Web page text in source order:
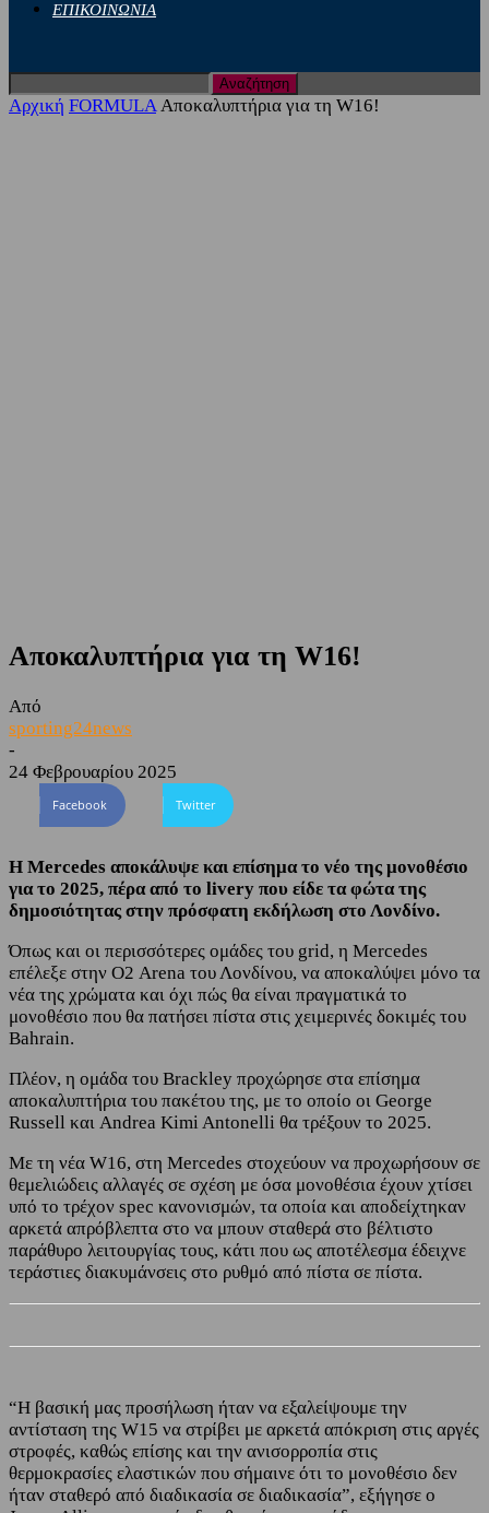
ΕΠΙΚΟΙΝΩΝΙΑ
Αρχική FORMULA Αποκαλυπτήρια για τη W16!
Αποκαλυπτήρια για τη W16!
Από
sporting24news
-
24 Φεβρουαρίου 2025
Facebook Twitter
Η Mercedes αποκάλυψε και επίσημα το νέο της μονοθέσιο
για το 2025, πέρα από το livery που είδε τα φώτα της
δημοσιότητας στην πρόσφατη εκδήλωση στο Λονδίνο.
Όπως και οι περισσότερες ομάδες του grid, η Mercedes
επέλεξε στην Ο2 Arena του Λονδίνου, να αποκαλύψει μόνο τα
νέα της χρώματα και όχι πώς θα είναι πραγματικά το
μονοθέσιο που θα πατήσει πίστα στις χειμερινές δοκιμές του
Bahrain.
Πλέον, η ομάδα του Brackley προχώρησε στα επίσημα
αποκαλυπτήρια του πακέτου της, με το οποίο οι George
Russell και Andrea Kimi Antonelli θα τρέξουν το 2025.
Με τη νέα W16, στη Mercedes στοχεύουν να προχωρήσουν σε
θεμελιώδεις αλλαγές σε σχέση με όσα μονοθέσια έχουν χτίσει
υπό το τρέχον spec κανονισμών, τα οποία και αποδείχτηκαν
αρκετά απρόβλεπτα στο να μπουν σταθερά στο βέλτιστο
παράθυρο λειτουργίας τους, κάτι που ως αποτέλεσμα έδειχνε
τεράστιες διακυμάνσεις στο ρυθμό από πίστα σε πίστα.
“Η βασική μας προσήλωση ήταν να εξαλείψουμε την
αντίσταση της W15 να στρίβει με αρκετά απόκριση στις αργές
στροφές, καθώς επίσης και την ανισορροπία στις
θερμοκρασίες ελαστικών που σήμαινε ότι το μονοθέσιο δεν
ήταν σταθερό από διαδικασία σε διαδικασία”, εξήγησε ο